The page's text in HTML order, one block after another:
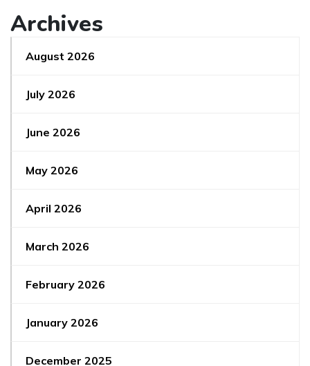
Archives
August 2026
July 2026
June 2026
May 2026
April 2026
March 2026
February 2026
January 2026
December 2025